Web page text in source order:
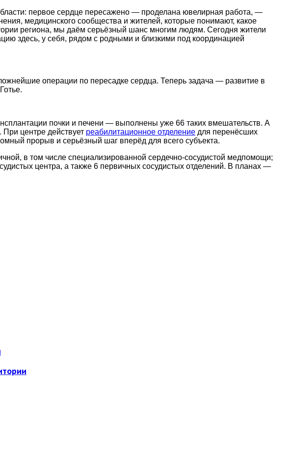
первое сердце пересажено — проделана ювелирная работа, —
медицинского сообщества и жителей, которые понимают, какое
региона, мы даём серьёзный шанс многим людям. Сегодня жители
здесь, у себя, рядом с родными и близкими под координацией
операции по пересадке сердца. Теперь задача — развитие в
почки и печени — выполнены уже 66 таких вмешательств. А
центре действует реабилитационное отделение для перенёсших
прорыв и серьёзный шаг вперёд для всего субъекта.
в том числе специализированной сердечно-сосудистой медпомощи;
центра, а также 6 первичных сосудистых отделений. В планах —